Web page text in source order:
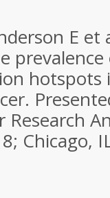
E et
prevalence
hotspots
Research
Chicago,